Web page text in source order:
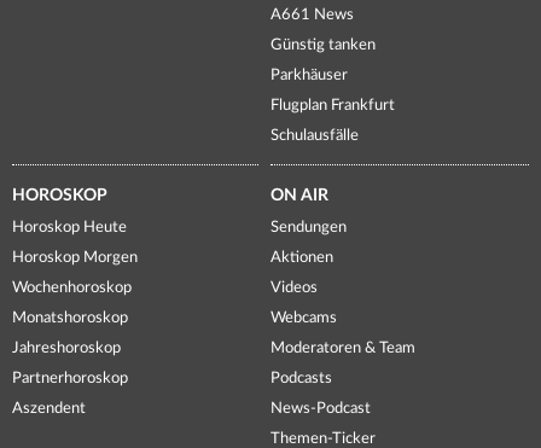
A661 News
Günstig tanken
Parkhäuser
Flugplan Frankfurt
Schulausfälle
HOROSKOP
Horoskop Heute
Horoskop Morgen
Wochenhoroskop
Monatshoroskop
Jahreshoroskop
Partnerhoroskop
Aszendent
ON AIR
Sendungen
Aktionen
Videos
Webcams
Moderatoren & Team
Podcasts
News-Podcast
Themen-Ticker